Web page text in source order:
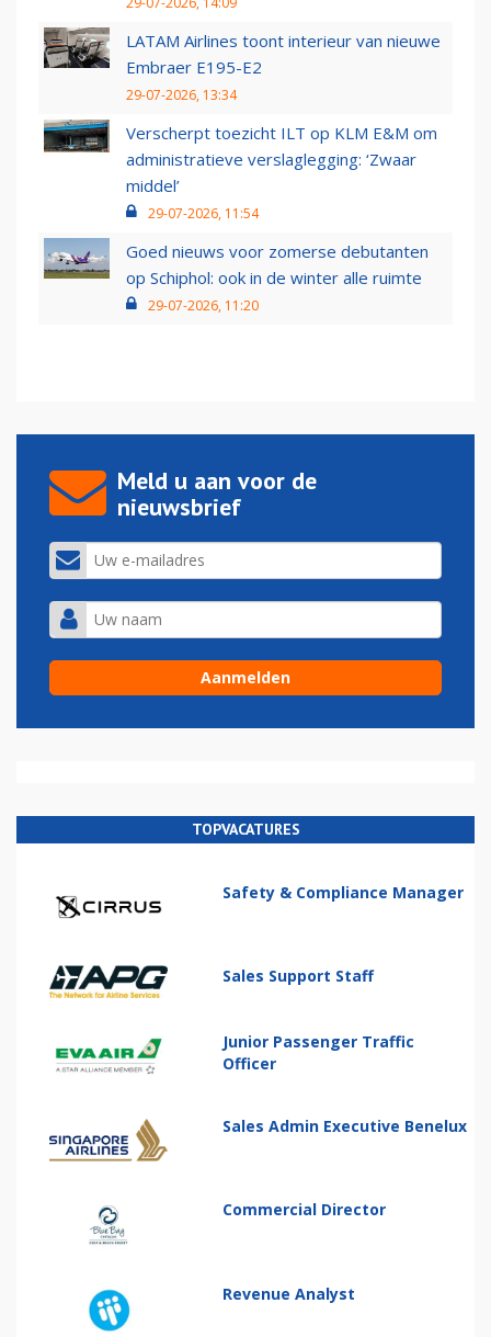
LATAM Airlines toont interieur van nieuwe
Embraer E195-E2
29-07-2026, 13:34
Verscherpt toezicht ILT op KLM E&M om
administratieve verslaglegging: ‘Zwaar
middel’
29-07-2026, 11:54
Goed nieuws voor zomerse debutanten
op Schiphol: ook in de winter alle ruimte
29-07-2026, 11:20
Meld u aan voor de
nieuwsbrief
TOPVACATURES
Safety & Compliance Manager
Sales Support Staff
Junior Passenger Traffic
Officer
Sales Admin Executive Benelux
Commercial Director
Revenue Analyst